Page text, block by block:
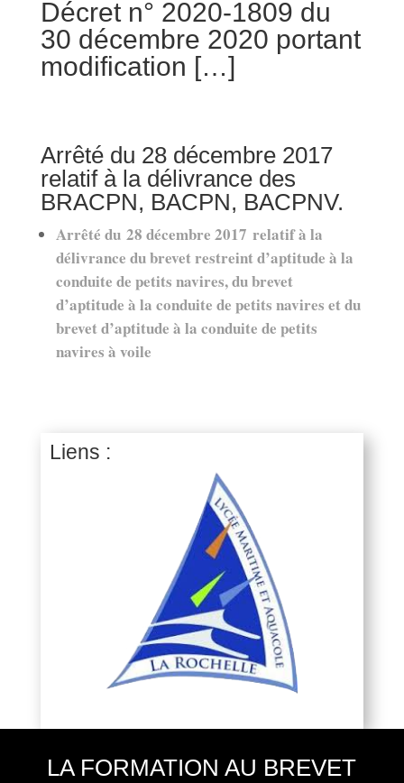
Décret n° 2020-1809 du
30 décembre 2020 portant
modification […]
Arrêté du 28 décembre 2017
relatif à la délivrance des
BRACPN, BACPN, BACPNV.
Arrêté du 28 décembre 2017 relatif à la
délivrance du brevet restreint d’aptitude à la
conduite de petits navires, du brevet
d’aptitude à la conduite de petits navires et du
brevet d’aptitude à la conduite de petits
navires à voile
Liens :
LA FORMATION AU BREVET